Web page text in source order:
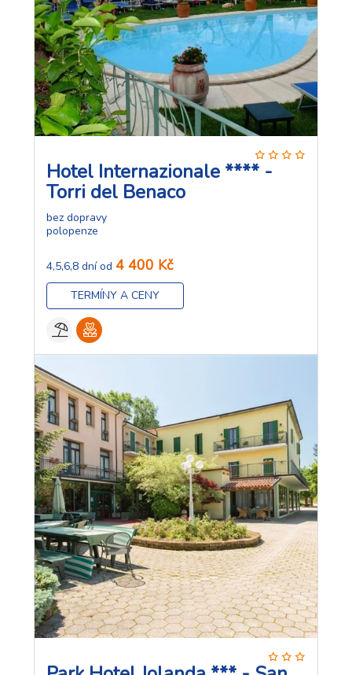
Hotel Internazionale **** -
Torri del Benaco
bez dopravy
polopenze
4,5,6,8 dní od 4 400 Kč
TERMÍNY A CENY